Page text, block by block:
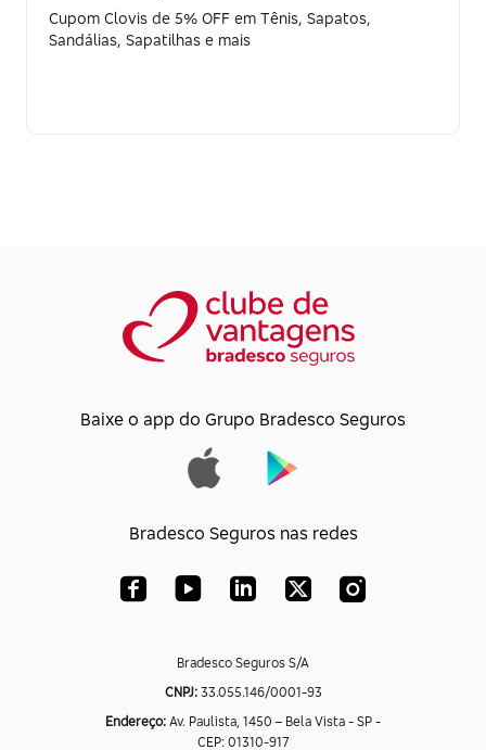
Cupom Clovis de 5% OFF em Tênis, Sapatos,
Sandálias, Sapatilhas e mais
Baixe o app do Grupo Bradesco Seguros
Bradesco Seguros nas redes
Bradesco Seguros S/A
CNPJ:33.055.146/0001-93
Endereço: Av. Paulista, 1450 – Bela Vista - SP -
CEP: 01310-917